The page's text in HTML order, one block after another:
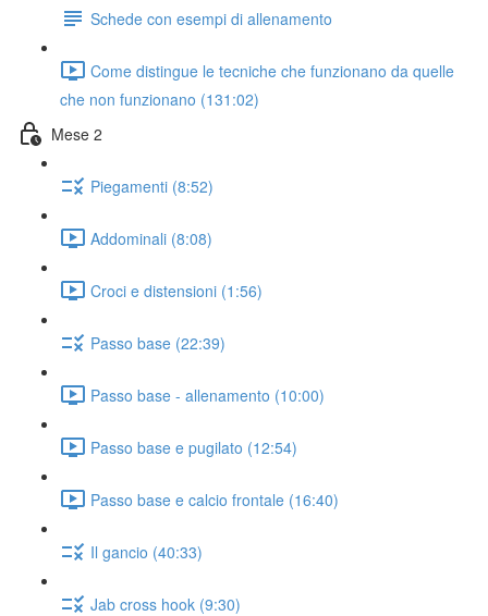
Schede con esempi di allenamento
Come distingue le tecniche che funzionano da quelle
che non funzionano (131:02)
Mese 2
Piegamenti (8:52)
Addominali (8:08)
Croci e distensioni (1:56)
Passo base (22:39)
Passo base - allenamento (10:00)
Passo base e pugilato (12:54)
Passo base e calcio frontale (16:40)
Il gancio (40:33)
Jab cross hook (9:30)